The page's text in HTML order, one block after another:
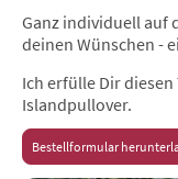
Ganz individuell auf
deinen Wünschen -
Ich erfülle Dir
Islandpullover.
Bestellformular